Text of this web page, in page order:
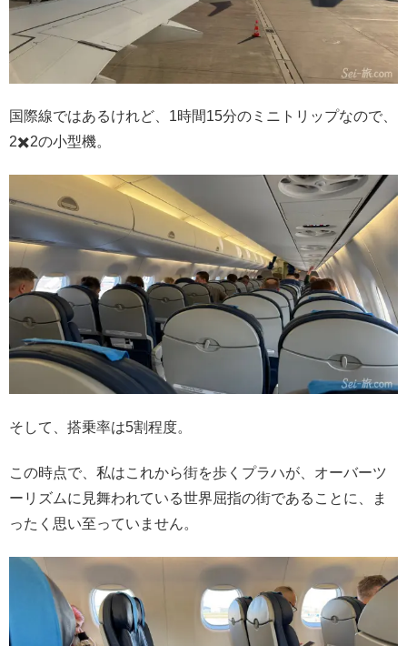
国際線ではあるけれど、1時間15分のミニトリップなので、
2✖️2の小型機。
そして、搭乗率は5割程度。
この時点で、私はこれから街を歩くプラハが、オーバーツ
ーリズムに見舞われている世界屈指の街であることに、ま
ったく思い至っていません。